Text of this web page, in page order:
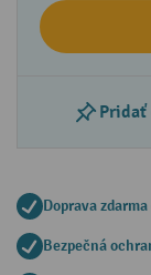
Pridať
Doprava
Bezpečná